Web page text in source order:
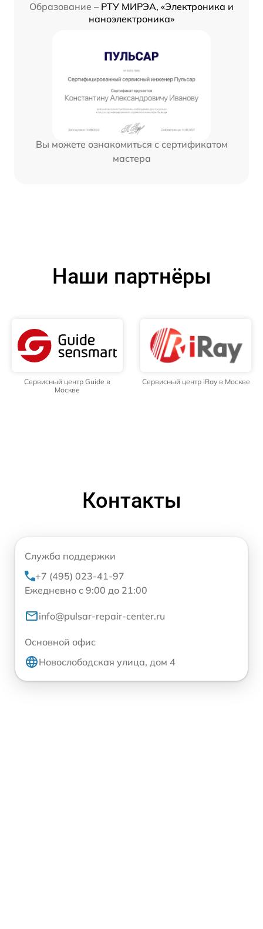
Образование – РТУ МИРЭА, «Электроника и
наноэлектроника»
Вы можете ознакомиться с сертификатом
мастера
Наши партнёры
Сервисный центр Guide в
Москве
Сервисный центр iRay в Москве
Контакты
Служба поддержки
+7 (495) 023-41-97
Ежедневно с 9:00 до 21:00
info@pulsar-repair-center.ru
Основной офис
Новослободская улица, дом 4